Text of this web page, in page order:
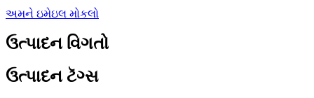
અમને ઇમેઇલ મોકલો
ઉત્પાદન વિગતો
ઉત્પાદન ટૅગ્સ